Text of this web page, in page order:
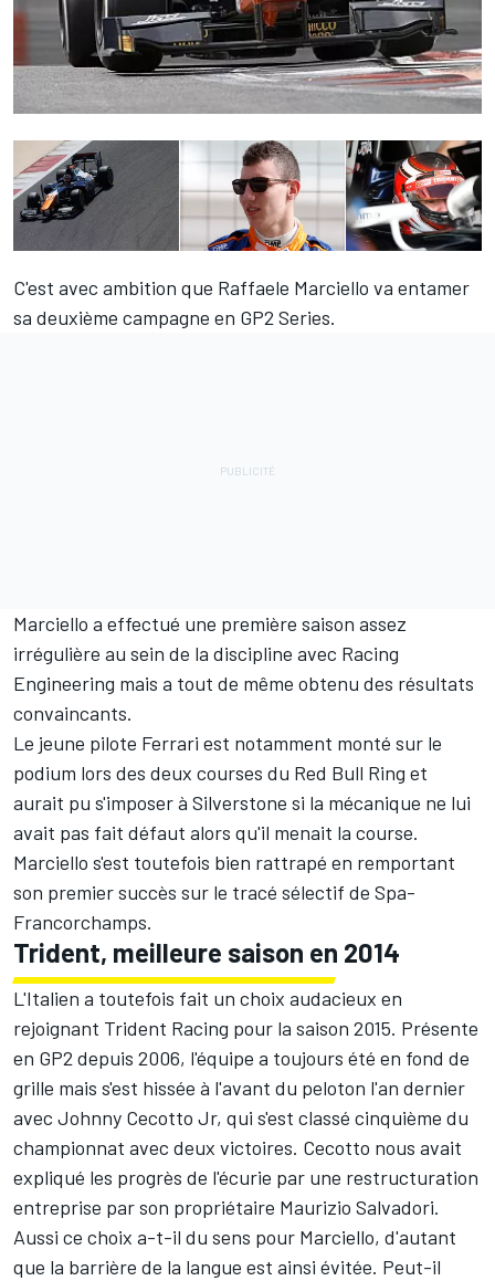
C'est avec ambition que Raffaele Marciello va entamer
sa deuxième campagne en GP2 Series.
Marciello a effectué une première saison assez
irrégulière au sein de la discipline avec Racing
Engineering mais a tout de même obtenu des résultats
convaincants.
Le jeune pilote Ferrari est notamment monté sur le
podium lors des deux courses du Red Bull Ring et
aurait pu s'imposer à Silverstone si la mécanique ne lui
avait pas fait défaut alors qu'il menait la course.
Marciello s'est toutefois bien rattrapé en remportant
son premier succès sur le tracé sélectif de Spa-
Francorchamps.
Trident, meilleure saison en 2014
L'Italien a toutefois fait un choix audacieux en
rejoignant Trident Racing pour la saison 2015. Présente
en GP2 depuis 2006, l'équipe a toujours été en fond de
grille mais s'est hissée à l'avant du peloton l'an dernier
avec Johnny Cecotto Jr, qui s'est classé cinquième du
championnat avec deux victoires. Cecotto nous avait
expliqué les progrès de l'écurie par une restructuration
entreprise par son propriétaire Maurizio Salvadori.
Aussi ce choix a-t-il du sens pour Marciello, d'autant
que la barrière de la langue est ainsi évitée. Peut-il